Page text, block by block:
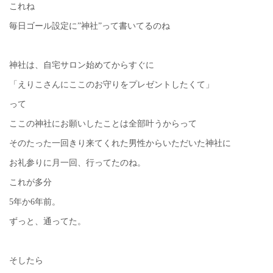
これね
毎日ゴール設定に”神社”って書いてるのね
神社は、自宅サロン始めてからすぐに
「えりこさんにここのお守りをプレゼントしたくて」
って
ここの神社にお願いしたことは全部叶うからって
そのたった一回きり来てくれた男性からいただいた神社に
お礼参りに月一回、行ってたのね。
これが多分
5年か6年前。
ずっと、通ってた。
そしたら